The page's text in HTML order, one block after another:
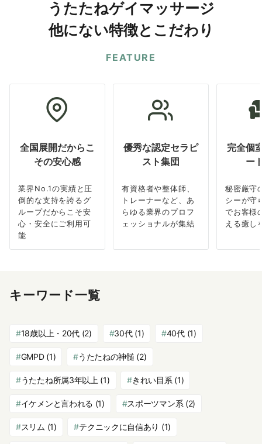
うたたねゲイマッサージ
他にない特徴とこだわり
FEATURE
全国展開だからこ
その安心感
業界No.1の実績と圧
倒的な支持を誇るグ
ループだからこそ安
心・安全にご利用可
能
優秀な認定セラピ
スト集団
有資格者や整体師、
トレーナーなど、あ
らゆる業界のプロフ
ェッショナルが集結
完全個
ー
秘密厳守
シーが守
でお客様
える癒し
キーワード一覧
18歳以上・20代 (2) 30代(1) 40代(1)
GMPD(1) うたたねの神髄 (2)
うたたね所属3年以上 (1) きれい目系 (1)
イケメンと言われる (1) スポーツマン系 (2)
スリム (1) テクニックに自信あり (1)